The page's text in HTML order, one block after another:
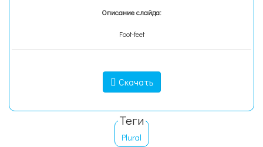
Описание слайда:
Foot-feet
Скачать
Теги
Plural